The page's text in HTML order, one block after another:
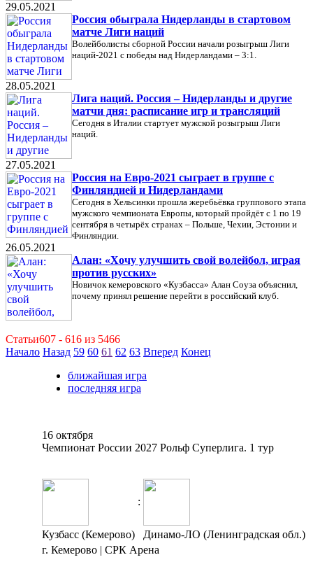
29.05.2021
Россия обыграла Нидерланды в стартовом
матче Лиги наций
Волейболисты сборной России начали розыгрыш Лиги
наций-2021 с победы над Нидерландами – 3:1.
28.05.2021
Лига наций. Россия – Нидерланды и другие
матчи дня: расписание игр и трансляций
Сегодня в Италии стартует мужской розыгрыш Лиги
наций.
27.05.2021
Россия на Евро-2021 сыграет в группе с
Финляндией и Нидерландами
Сегодня в Хельсинки прошла жеребьёвка группового этапа
мужского чемпионата Европы, который пройдёт с 1 по 19
сентября в четырёх странах – Польше, Чехии, Эстонии и
Финляндии.
26.05.2021
Алан: «Хочу улучшить свой волейбол, играя
против русских»
Новичок кемеровского «Кузбасса» Алан Соуза объяснил,
почему принял решение перейти в российский клуб.
Статьи607 - 616 из 5466
Начало Назад 59 60 61 62 63 Вперед Конец
ближайшая игра
последняя игра
16 октября
Чемпионат России 2027 Рольф Суперлига. 1 тур
:
Кузбасс (Кемерово)
Динамо-ЛО (Ленинградская обл.)
г. Кемерово | СРК Арена